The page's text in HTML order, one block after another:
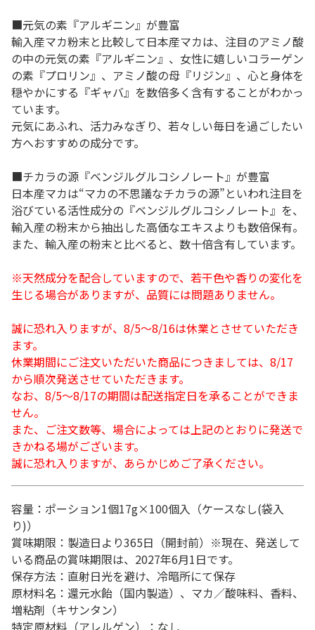
■元気の素『アルギニン』が豊富
輸入産マカ粉末と比較して日本産マカは、注目のアミノ酸
の中の元気の素『アルギニン』、女性に嬉しいコラーゲン
の素『プロリン』、アミノ酸の母『リジン』、心と身体を
穏やかにする『ギャバ』を数倍多く含有することがわかっ
ています。
元気にあふれ、活力みなぎり、若々しい毎日を過ごしたい
方へおすすめの成分です。
■チカラの源『ベンジルグルコシノレート』が豊富
日本産マカは“マカの不思議なチカラの源”といわれ注目を
浴びている活性成分の『ベンジルグルコシノレート』を、
輸入産の粉末から抽出した高価なエキスよりも数倍保有。
また、輸入産の粉末と比べると、数十倍含有しています。
※天然成分を配合していますので、若干色や香りの変化を
生じる場合がありますが、品質には問題ありません。
誠に恐れ入りますが、8/5～8/16は休業とさせていただき
ます。
休業期間にご注文いただいた商品につきましては、8/17
から順次発送させていただきます。
なお、8/5～8/17の期間は配送指定日を承ることができま
せん。
また、ご注文数等、場合によっては上記のとおりに発送で
きかねる場がございます。
誠に恐れ入りますが、あらかじめご了承ください。
容量：ポーション1個17g×100個入（ケースなし(袋入
り)）
賞味期限：製造日より365日（開封前）※現在、発送して
いる商品の賞味期限は、2027年6月1日です。
保存方法：直射日光を避け、冷暗所にて保存
原材料名：還元水飴（国内製造）、マカ／酸味料、香料、
増粘剤（キサンタン）
特定原材料（アレルゲン）：なし